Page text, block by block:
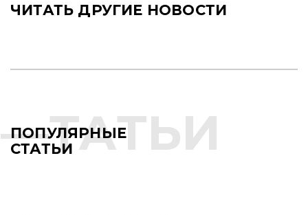
ЧИТАТЬ ДРУГИЕ НОВОСТИ
ПОПУЛЯРНЫЕ
СТАТЬИ